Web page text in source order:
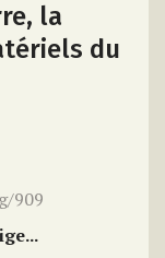
la
du
909